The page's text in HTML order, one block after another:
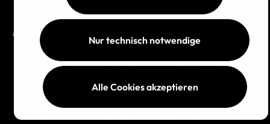
AGB Impressum Versand
Alle Preise inkl. gesetzl. Mehrwertsteuer zzgl.
und
Nur technisch notwendige
Alle Cookies akzeptieren